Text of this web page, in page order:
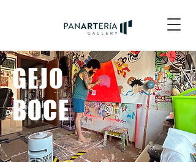
GEJO
BOCE